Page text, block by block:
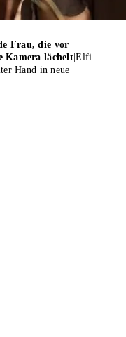
Frau, die vor
Kamera lächelt|Elfi
Hand in neue